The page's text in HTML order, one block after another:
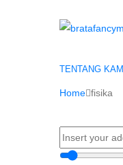
TENTANG KAMI
Home fisika